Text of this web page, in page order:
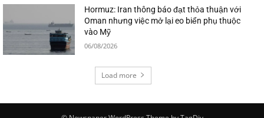
Hormuz: Iran thông báo đạt thỏa thuận với
Oman nhưng việc mở lại eo biển phụ thuộc
vào Mỹ
06/08/2026
Load more